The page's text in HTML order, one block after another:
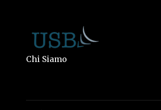
Chi Siamo